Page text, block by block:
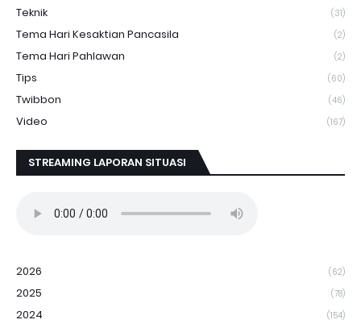
Teknik (31)
Tema Hari Kesaktian Pancasila (2)
Tema Hari Pahlawan (2)
Tips (60)
Twibbon (46)
Video (167)
STREAMING LAPORAN SITUASI
2026 (62)
2025 (78)
2024 (154)